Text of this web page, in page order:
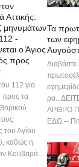
Αττικής:
μηνυμάτων
-
ο Άγιος
προς
112 για
προς τα
του Αγίου
καθώς η
Κουβαρά…
Τα
των
ΑΡΘΡΟ
ΕΔΩ --